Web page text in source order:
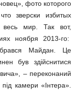
фото которого
зверски избитых
весь мир. Так вот,
ноября 2013-­го:
Майдан. Це
був здійснитися
– переконаний
камери «Інтера».